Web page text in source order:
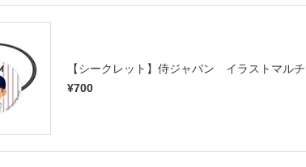
【シークレット】侍ジャパン イラストマル
¥700